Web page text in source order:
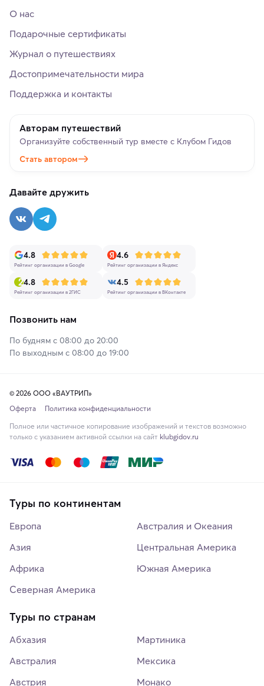
О нас
Подарочные сертификаты
Журнал о путешествиях
Достопримечательности мира
Поддержка и контакты
Авторам путешествий
Организуйте собственный тур вместе с Клубом Гидов
Стать автором
Давайте дружить
4.8
Рейтинг организации в Google
4.6
Рейтинг организации в Яндекс
4.8
Рейтинг организации в 2ГИС
4.5
Рейтинг организации в ВКонтакте
Позвонить нам
По будням с 08:00 до 20:00
По выходным с 08:00 до 19:00
© 2026 ООО «ВАУТРИП»
Оферта
Политика конфиденциальности
Полное или частичное копирование изображений и текстов возможно
только с указанием активной ссылки на сайт klubgidov.ru
Туры по континентам
Европа
Азия
Африка
Северная Америка
Австралия и Океания
Центральная Америка
Южная Америка
Туры по странам
Абхазия
Австралия
Австрия
Мартиника
Мексика
Монако